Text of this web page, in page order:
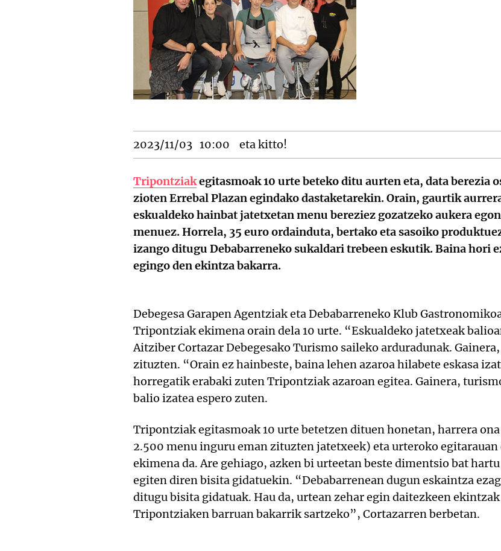
2023/11/03 10:00 eta kitto!
Tripontziakegitasmoak 10 urte beteko ditu aurten eta, data berezia
zioten Errebal Plazan egindako dastaketarekin. Orain, gaurtik
eskualdeko hainbat jatetxetan menu bereziez gozatzeko aukera
menuez. Horrela, 35 euro ordainduta, bertako eta sasoiko
izango ditugu Debabarreneko sukaldari trebeen eskutik. Baina hori
egingo den ekintza bakarra.
Debegesa Garapen Agentziak eta Debabarreneko Klub
Tripontziak ekimena orain dela 10 urte. “Eskualdeko jatetxeak
Aitziber Cortazar Debegesako Turismo saileko arduradunak.
zituzten. “Orain ez hainbeste, baina lehen azaroa hilabete eskasa
horregatik erabaki zuten Tripontziak azaroan egitea. Gainera,
balio izatea espero zuten.
Tripontziak egitasmoak 10 urte betetzen dituen honetan, harrera
2.500 menu inguru eman zituzten jatetxeek) eta urteroko
ekimena da. Are gehiago, azken bi urteetan beste dimentsio bat
egiten diren bisita gidatuekin. “Debabarrenean dugun eskaintza
ditugu bisita gidatuak. Hau da, urtean zehar egin daitezkeen
Tripontziaken barruan bakarrik sartzeko”, Cortazarren berbetan.